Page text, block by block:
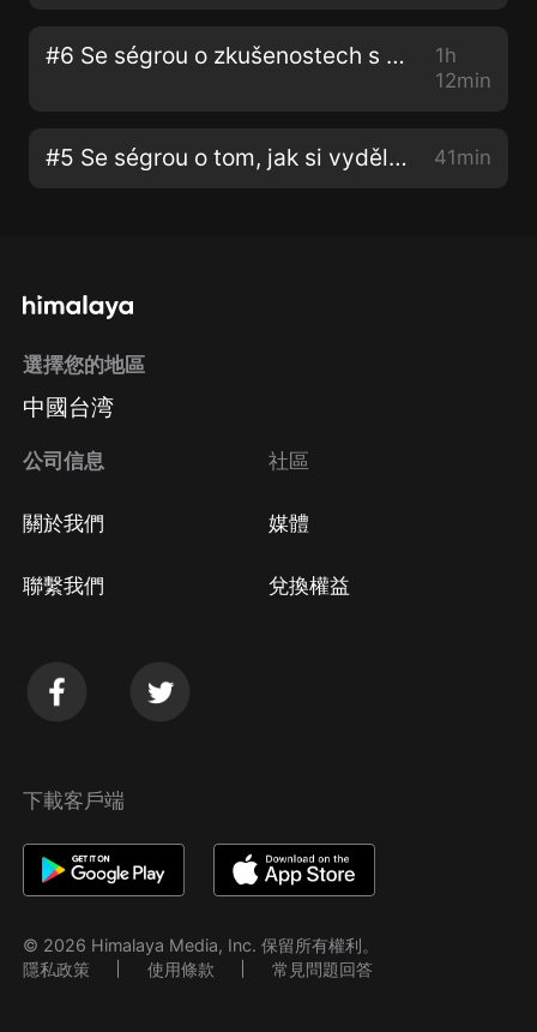
#6 Se ségrou o zkušenostech s životem v zahraničí
1h
12min
#5 Se ségrou o tom, jak si vydělávají influenceři 41min
選擇您的地區
中國台湾
公司信息
關於我們
聯繫我們
社區
媒體
兌換權益
下載客戶端
© 2026 Himalaya Media, Inc. 保留所有權利。
隱私政策
使用條款 常見問題回答